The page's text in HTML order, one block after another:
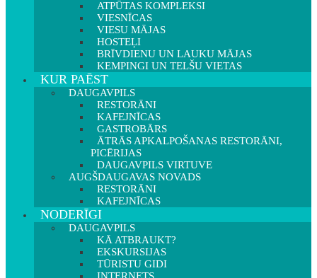
ATPŪTAS KOMPLEKSI
VIESNĪCAS
VIESU MĀJAS
HOSTEĻI
BRĪVDIENU UN LAUKU MĀJAS
KEMPINGI UN TELŠU VIETAS
KUR PAĒST
DAUGAVPILS
RESTORĀNI
KAFEJNĪCAS
GASTROBĀRS
ĀTRĀS APKALPOŠANAS RESTORĀNI,
PICĒRIJAS
DAUGAVPILS VIRTUVE
AUGŠDAUGAVAS NOVADS
RESTORĀNI
KAFEJNĪCAS
NODERĪGI
DAUGAVPILS
KĀ ATBRAUKT?
EKSKURSIJAS
TŪRISTU GIDI